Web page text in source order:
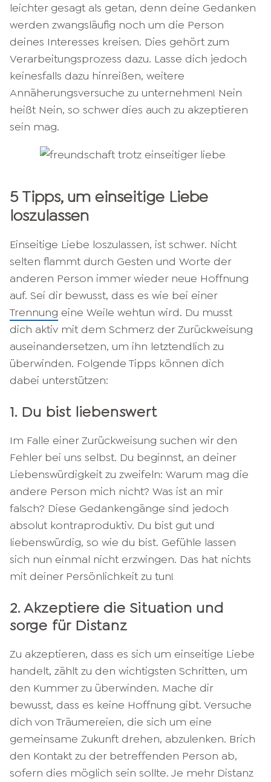
leichter gesagt als getan, denn deine Gedanken
werden zwangsläufig noch um die Person
deines Interesses kreisen. Dies gehört zum
Verarbeitungsprozess dazu. Lasse dich jedoch
keinesfalls dazu hinreißen, weitere
Annäherungsversuche zu unternehmen! Nein
heißt Nein, so schwer dies auch zu akzeptieren
sein mag.
5 Tipps, um einseitige Liebe
loszulassen
Einseitige Liebe loszulassen, ist schwer. Nicht
selten flammt durch Gesten und Worte der
anderen Person immer wieder neue Hoffnung
auf. Sei dir bewusst, dass es wie bei einer
Trennung eine Weile wehtun wird. Du musst
dich aktiv mit dem Schmerz der Zurückweisung
auseinandersetzen, um ihn letztendlich zu
überwinden. Folgende Tipps können dich
dabei unterstützen:
1. Du bist liebenswert
Im Falle einer Zurückweisung suchen wir den
Fehler bei uns selbst. Du beginnst, an deiner
Liebenswürdigkeit zu zweifeln: Warum mag die
andere Person mich nicht? Was ist an mir
falsch? Diese Gedankengänge sind jedoch
absolut kontraproduktiv. Du bist gut und
liebenswürdig, so wie du bist. Gefühle lassen
sich nun einmal nicht erzwingen. Das hat nichts
mit deiner Persönlichkeit zu tun!
2. Akzeptiere die Situation und
sorge für Distanz
Zu akzeptieren, dass es sich um einseitige Liebe
handelt, zählt zu den wichtigsten Schritten, um
den Kummer zu überwinden. Mache dir
bewusst, dass es keine Hoffnung gibt. Versuche
dich von Träumereien, die sich um eine
gemeinsame Zukunft drehen, abzulenken. Brich
den Kontakt zu der betreffenden Person ab,
sofern dies möglich sein sollte. Je mehr Distanz